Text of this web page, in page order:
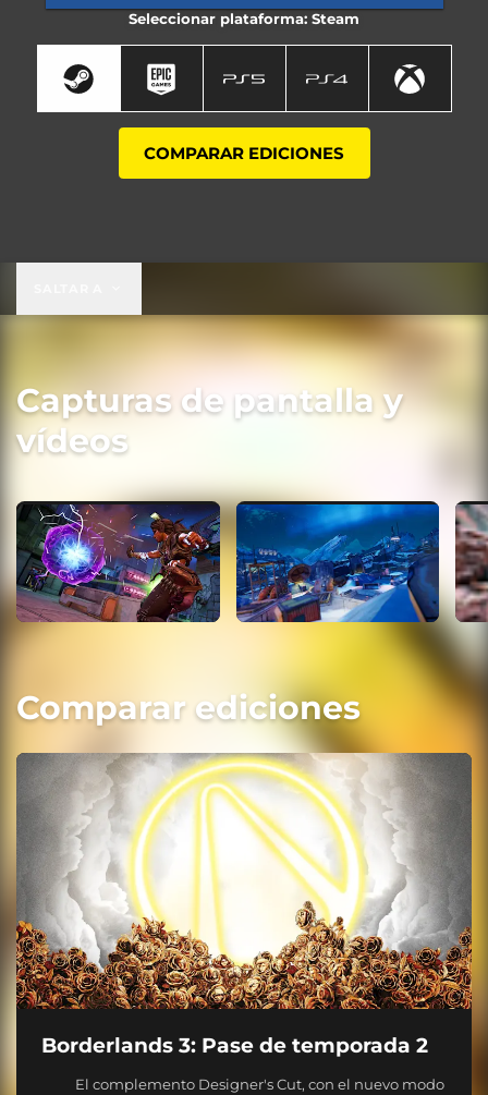
Seleccionar plataforma: Steam
COMPARAR EDICIONES
Capturas de pantalla y
vídeos
Comparar ediciones
Borderlands 3: Pase de temporada 2
El complemento Designer's Cut, con el nuevo modo